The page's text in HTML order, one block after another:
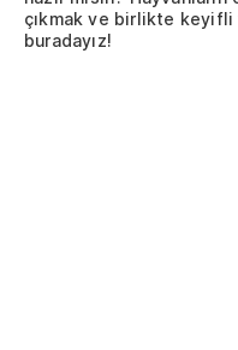
çıkmak ve birlikte
buradayız!